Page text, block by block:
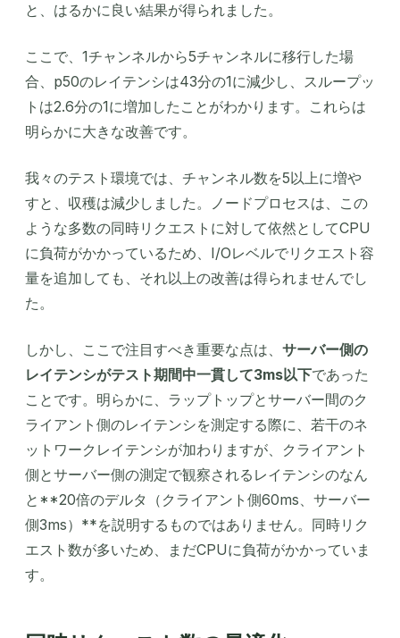
と、はるかに良い結果が得られました。
ここで、1チャンネルから5チャンネルに移行した場
合、p50のレイテンシは43分の1に減少し、スループッ
トは2.6分の1に増加したことがわかります。これらは
明らかに大きな改善です。
我々のテスト環境では、チャンネル数を5以上に増や
すと、収穫は減少しました。ノードプロセスは、この
ような多数の同時リクエストに対して依然としてCPU
に負荷がかかっているため、I/Oレベルでリクエスト容
量を追加しても、それ以上の改善は得られませんでし
た。
しかし、ここで注目すべき重要な点は、 サーバー側の
レイテンシがテスト期間中一貫して3ms以下であった
ことです。明らかに、ラップトップとサーバー間のク
ライアント側のレイテンシを測定する際に、若干のネ
ットワークレイテンシが加わりますが、クライアント
側とサーバー側の測定で観察されるレイテンシのなん
と**20倍のデルタ（クライアント側60ms、サーバー
側3ms）**を説明するものではありません。同時リク
エスト数が多いため、まだCPUに負荷がかかっていま
す。